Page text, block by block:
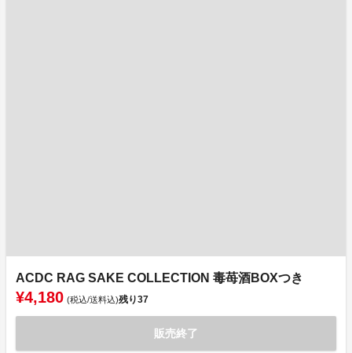
ACDC RAG SAKE COLLECTION 毒苺酒BOXつき
¥4,180 (税込/送料込)残り37
販売終了